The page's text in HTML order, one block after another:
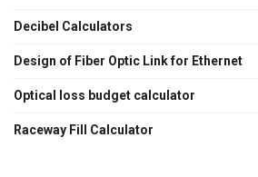
Decibel Calculators
Design of Fiber Optic Link for Ethernet
Optical loss budget calculator
Raceway Fill Calculator